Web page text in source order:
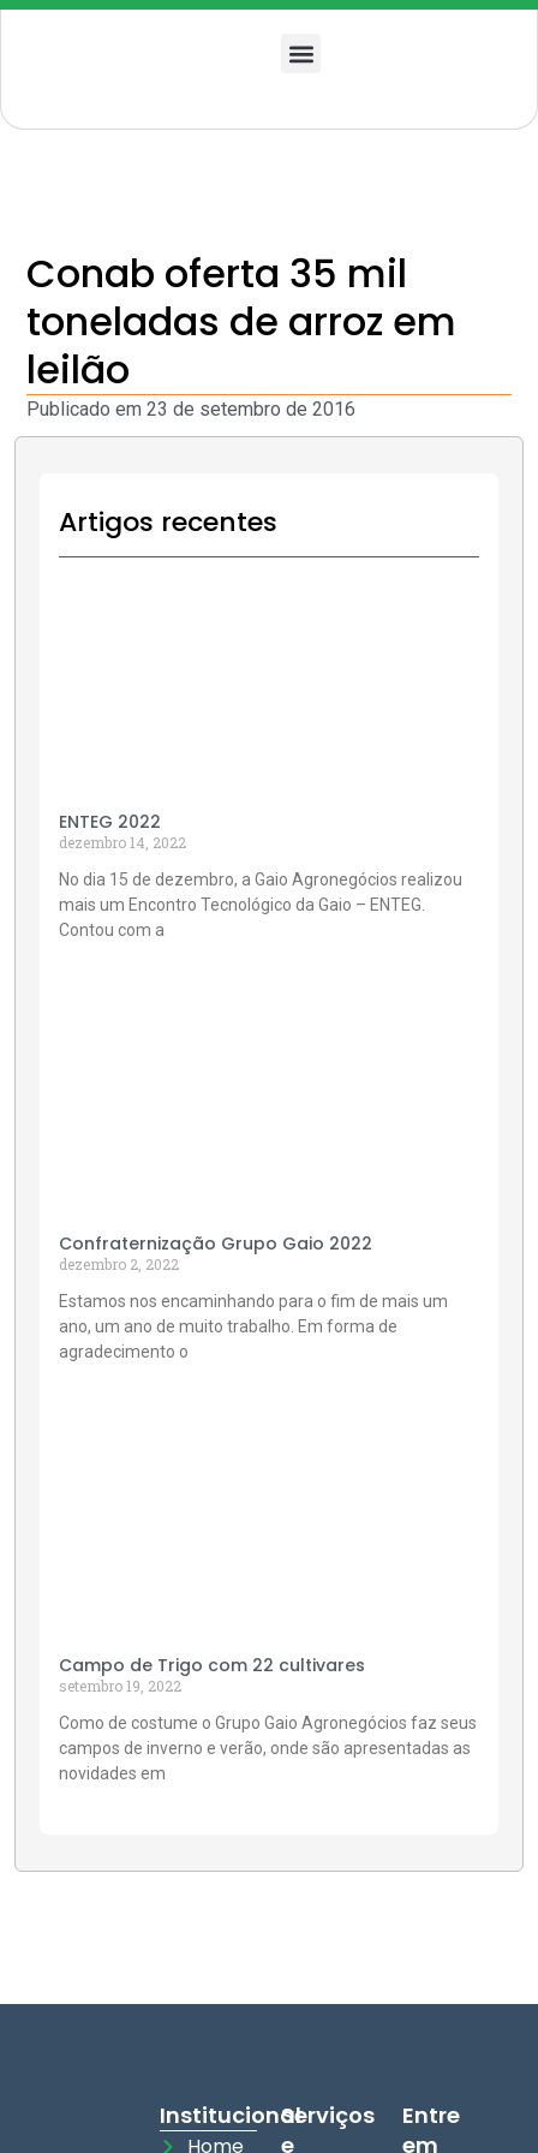
Conab oferta 35 mil
toneladas de arroz em
leilão
Publicado em 23 de setembro de 2016
Artigos recentes
ENTEG 2022
dezembro 14, 2022
No dia 15 de dezembro, a Gaio Agronegócios realizou
mais um Encontro Tecnológico da Gaio – ENTEG.
Contou com a
Confraternização Grupo Gaio 2022
dezembro 2, 2022
Estamos nos encaminhando para o fim de mais um
ano, um ano de muito trabalho. Em forma de
agradecimento o
Campo de Trigo com 22 cultivares
setembro 19, 2022
Como de costume o Grupo Gaio Agronegócios faz seus
campos de inverno e verão, onde são apresentadas as
novidades em
Institucional
Home
Serviços
e
Entre
em